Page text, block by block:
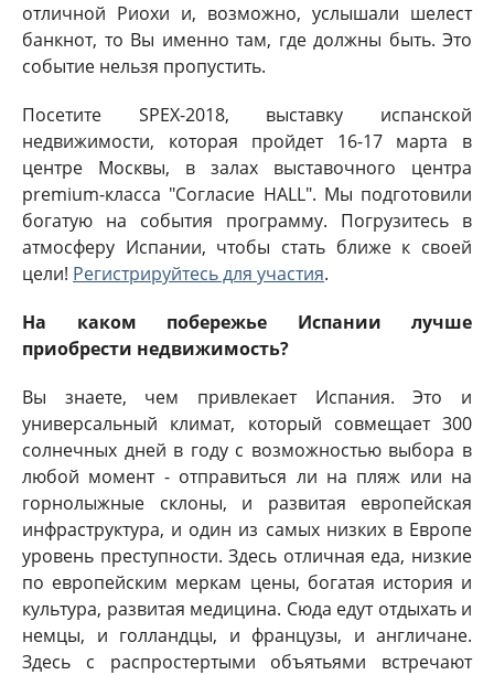
отличной Риохи и, возможно, услышали шелест
банкнот, то Вы именно там, где должны быть. Это
событие нельзя пропустить.
Посетите SPEX-2018, выставку испанской
недвижимости, которая пройдет 16-17 марта в
центре Москвы, в залах выставочного центра
premium-класса "Согласие HALL". Мы подготовили
богатую на события программу. Погрузитесь в
атмосферу Испании, чтобы стать ближе к своей
цели! Регистрируйтесь для участия.
На каком побережье Испании лучше
приобрести недвижимость?
Вы знаете, чем привлекает Испания. Это и
универсальный климат, который совмещает 300
солнечных дней в году с возможностью выбора в
любой момент - отправиться ли на пляж или на
горнолыжные склоны, и развитая европейская
инфраструктура, и один из самых низких в Европе
уровень преступности. Здесь отличная еда, низкие
по европейским меркам цены, богатая история и
культура, развитая медицина. Сюда едут отдыхать и
немцы, и голландцы, и французы, и англичане.
Здесь с распростертыми объятьями встречают